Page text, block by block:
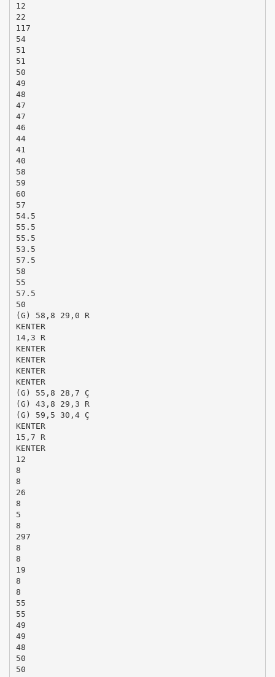
12
22
117
54
51
51
50
49
48
47
47
46
44
41
40
58
59
60
57
54.5
55.5
55.5
53.5
57.5
58
55
57.5
50
(G) 58,8 29,0 R
KENTER
14,3 R
KENTER
KENTER
KENTER
KENTER
(G) 55,8 28,7 Ç
(G) 43,8 29,3 R
(G) 59,5 30,4 Ç
KENTER
15,7 R
KENTER
12
8
8
26
8
5
8
297
8
8
19
8
8
55
55
49
49
48
50
50